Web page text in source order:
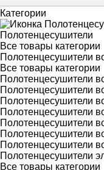
Категории
Полотенцесушители
Все товары категории
Полотенцесушители
Все товары категории
Полотенцесушители
Полотенцесушители
Полотенцесушители
Полотенцесушители
Полотенцесушители
Полотенцесушители
Полотенцесушители
Полотенцесушители
Все товары категории